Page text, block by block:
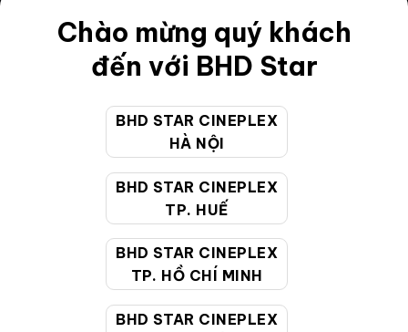
Chào mừng quý khách
đến với BHD Star
BHD STAR CINEPLEX
HÀ NỘI
BHD STAR CINEPLEX
TP. HUẾ
BHD STAR CINEPLEX
TP. HỒ CHÍ MINH
BHD STAR CINEPLEX
Điều khoản
Hướng dẫn đặt vé trực tuyến
Chính sách bảo vệ thông tin cá nhân của người tiêu
CHĂM SÓC KHÁCH HÀNG
19002099
gồm cả Lễ, Tết)